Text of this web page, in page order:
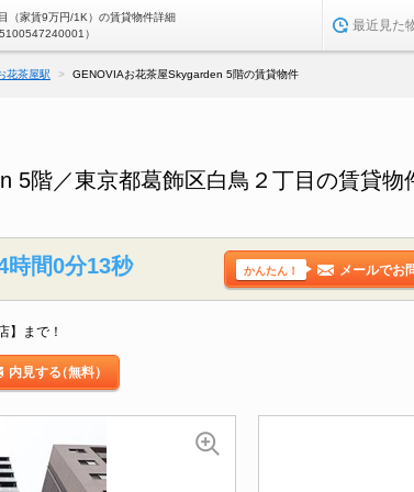
（家賃9万円/1K）の賃貸物件詳細
）
最近見た
花茶屋駅 GENOVIAお花茶屋Skygarden 5階の賃貸物件
5階／東京都葛飾区白鳥２丁目の賃貸物
時間0分12秒 かんたん！ メールでお
】まで！
内見する（無料）